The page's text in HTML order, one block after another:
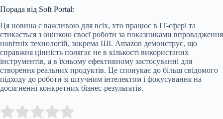
Порада від Soft Portal:
Ця новина є важливою для всіх, хто працює в IT-сфері та
стикається з оцінкою своєї роботи за показниками впровадження
новітніх технологій, зокрема ШІ. Amazon демонструє, що
справжня цінність полягає не в кількості використаних
інструментів, а в їхньому ефективному застосуванні для
створення реальних продуктів. Це спонукає до більш свідомого
підходу до роботи зі штучним інтелектом і фокусування на
досягненні конкретних бізнес-результатів.
Rate this item: